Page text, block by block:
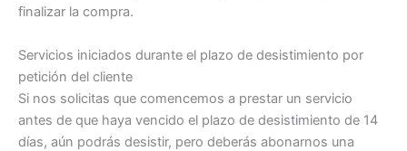
finalizar la compra.
Servicios iniciados durante el plazo de desistimiento por
petición del cliente
Si nos solicitas que comencemos a prestar un servicio
antes de que haya vencido el plazo de desistimiento de 14
días, aún podrás desistir, pero deberás abonarnos una